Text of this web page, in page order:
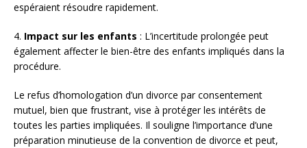
espéraient résoudre rapidement.
4. Impact sur les enfants : L’incertitude prolongée peut
également affecter le bien-être des enfants impliqués dans la
procédure.
Le refus d’homologation d’un divorce par consentement
mutuel, bien que frustrant, vise à protéger les intérêts de
toutes les parties impliquées. Il souligne l’importance d’une
préparation minutieuse de la convention de divorce et peut,